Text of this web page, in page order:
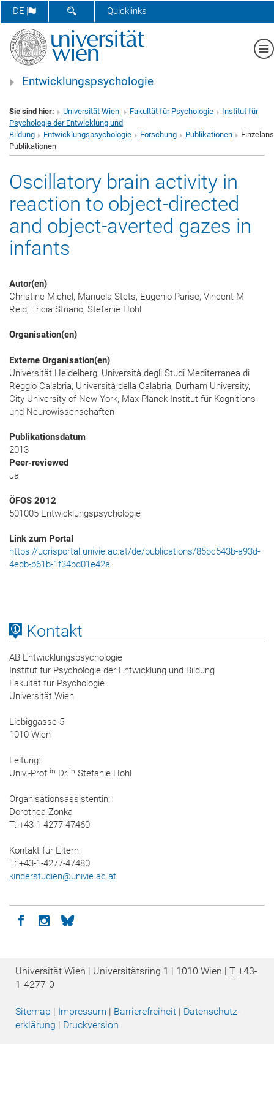
DE SUCHFORMULAR ÖFFNEN
Quicklinks
Entwicklungspsychologie
Sie sind hier: Universität Wien Fakultät für Psychologie
Institut für
Psychologie der Entwicklung und
Bildung
Entwicklungspsychologie Forschung Publikationen
Publikationen
Oscillatory brain activity in
reaction to object-directed
and object-averted gazes in
infants
Autor(en)
Christine Michel, Manuela Stets, Eugenio Parise, Vincent M
Reid, Tricia Striano, Stefanie Höhl
Organisation(en)
Externe Organisation(en)
Universität Heidelberg, Università degli Studi Mediterranea di
Reggio Calabria, Università della Calabria, Durham University,
City University of New York, Max-Planck-Institut für Kognitions-
und Neurowissenschaften
Publikationsdatum
2013
Peer-reviewed
Ja
ÖFOS 2012
501005 Entwicklungspsychologie
Link zum Portal
https://ucrisportal.univie.ac.at/de/publications/85bc543b-a93d-
4edb-b61b-1f34bd01e42a
Kontakt
AB Entwicklungspsychologie
Institut für Psychologie der Entwicklung und Bildung
Fakultät für Psychologie
Universität Wien
Liebiggasse 5
1010 Wien
Leitung:
Univ.-Prof.in Dr.in Stefanie Höhl
Organisationsassistentin:
Dorothea Zonka
T: +43-1-4277-47460
Kontakt für Eltern:
T: +43-1-4277-47480
kinderstudien@univie.ac.at
Icon facebook
Icon instagram
Icon bluesky
Universität Wien | Universitätsring 1 | 1010 Wien | T +43-
1-4277-0
Sitemap | Impressum | Barrierefreiheit | Datenschutz­
erklärung | Druckversion